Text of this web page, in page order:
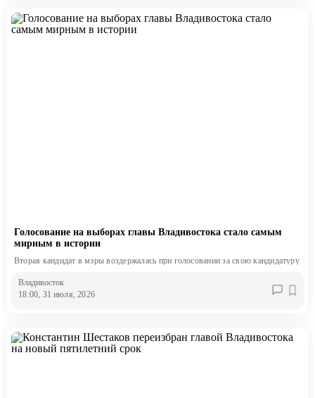
Голосование на выборах главы Владивостока стало самым
мирным в истории
Вторая кандидат в мэры воздержалась при голосовании за свою кандидатуру
Владивосток
18:00, 31 июля, 2026